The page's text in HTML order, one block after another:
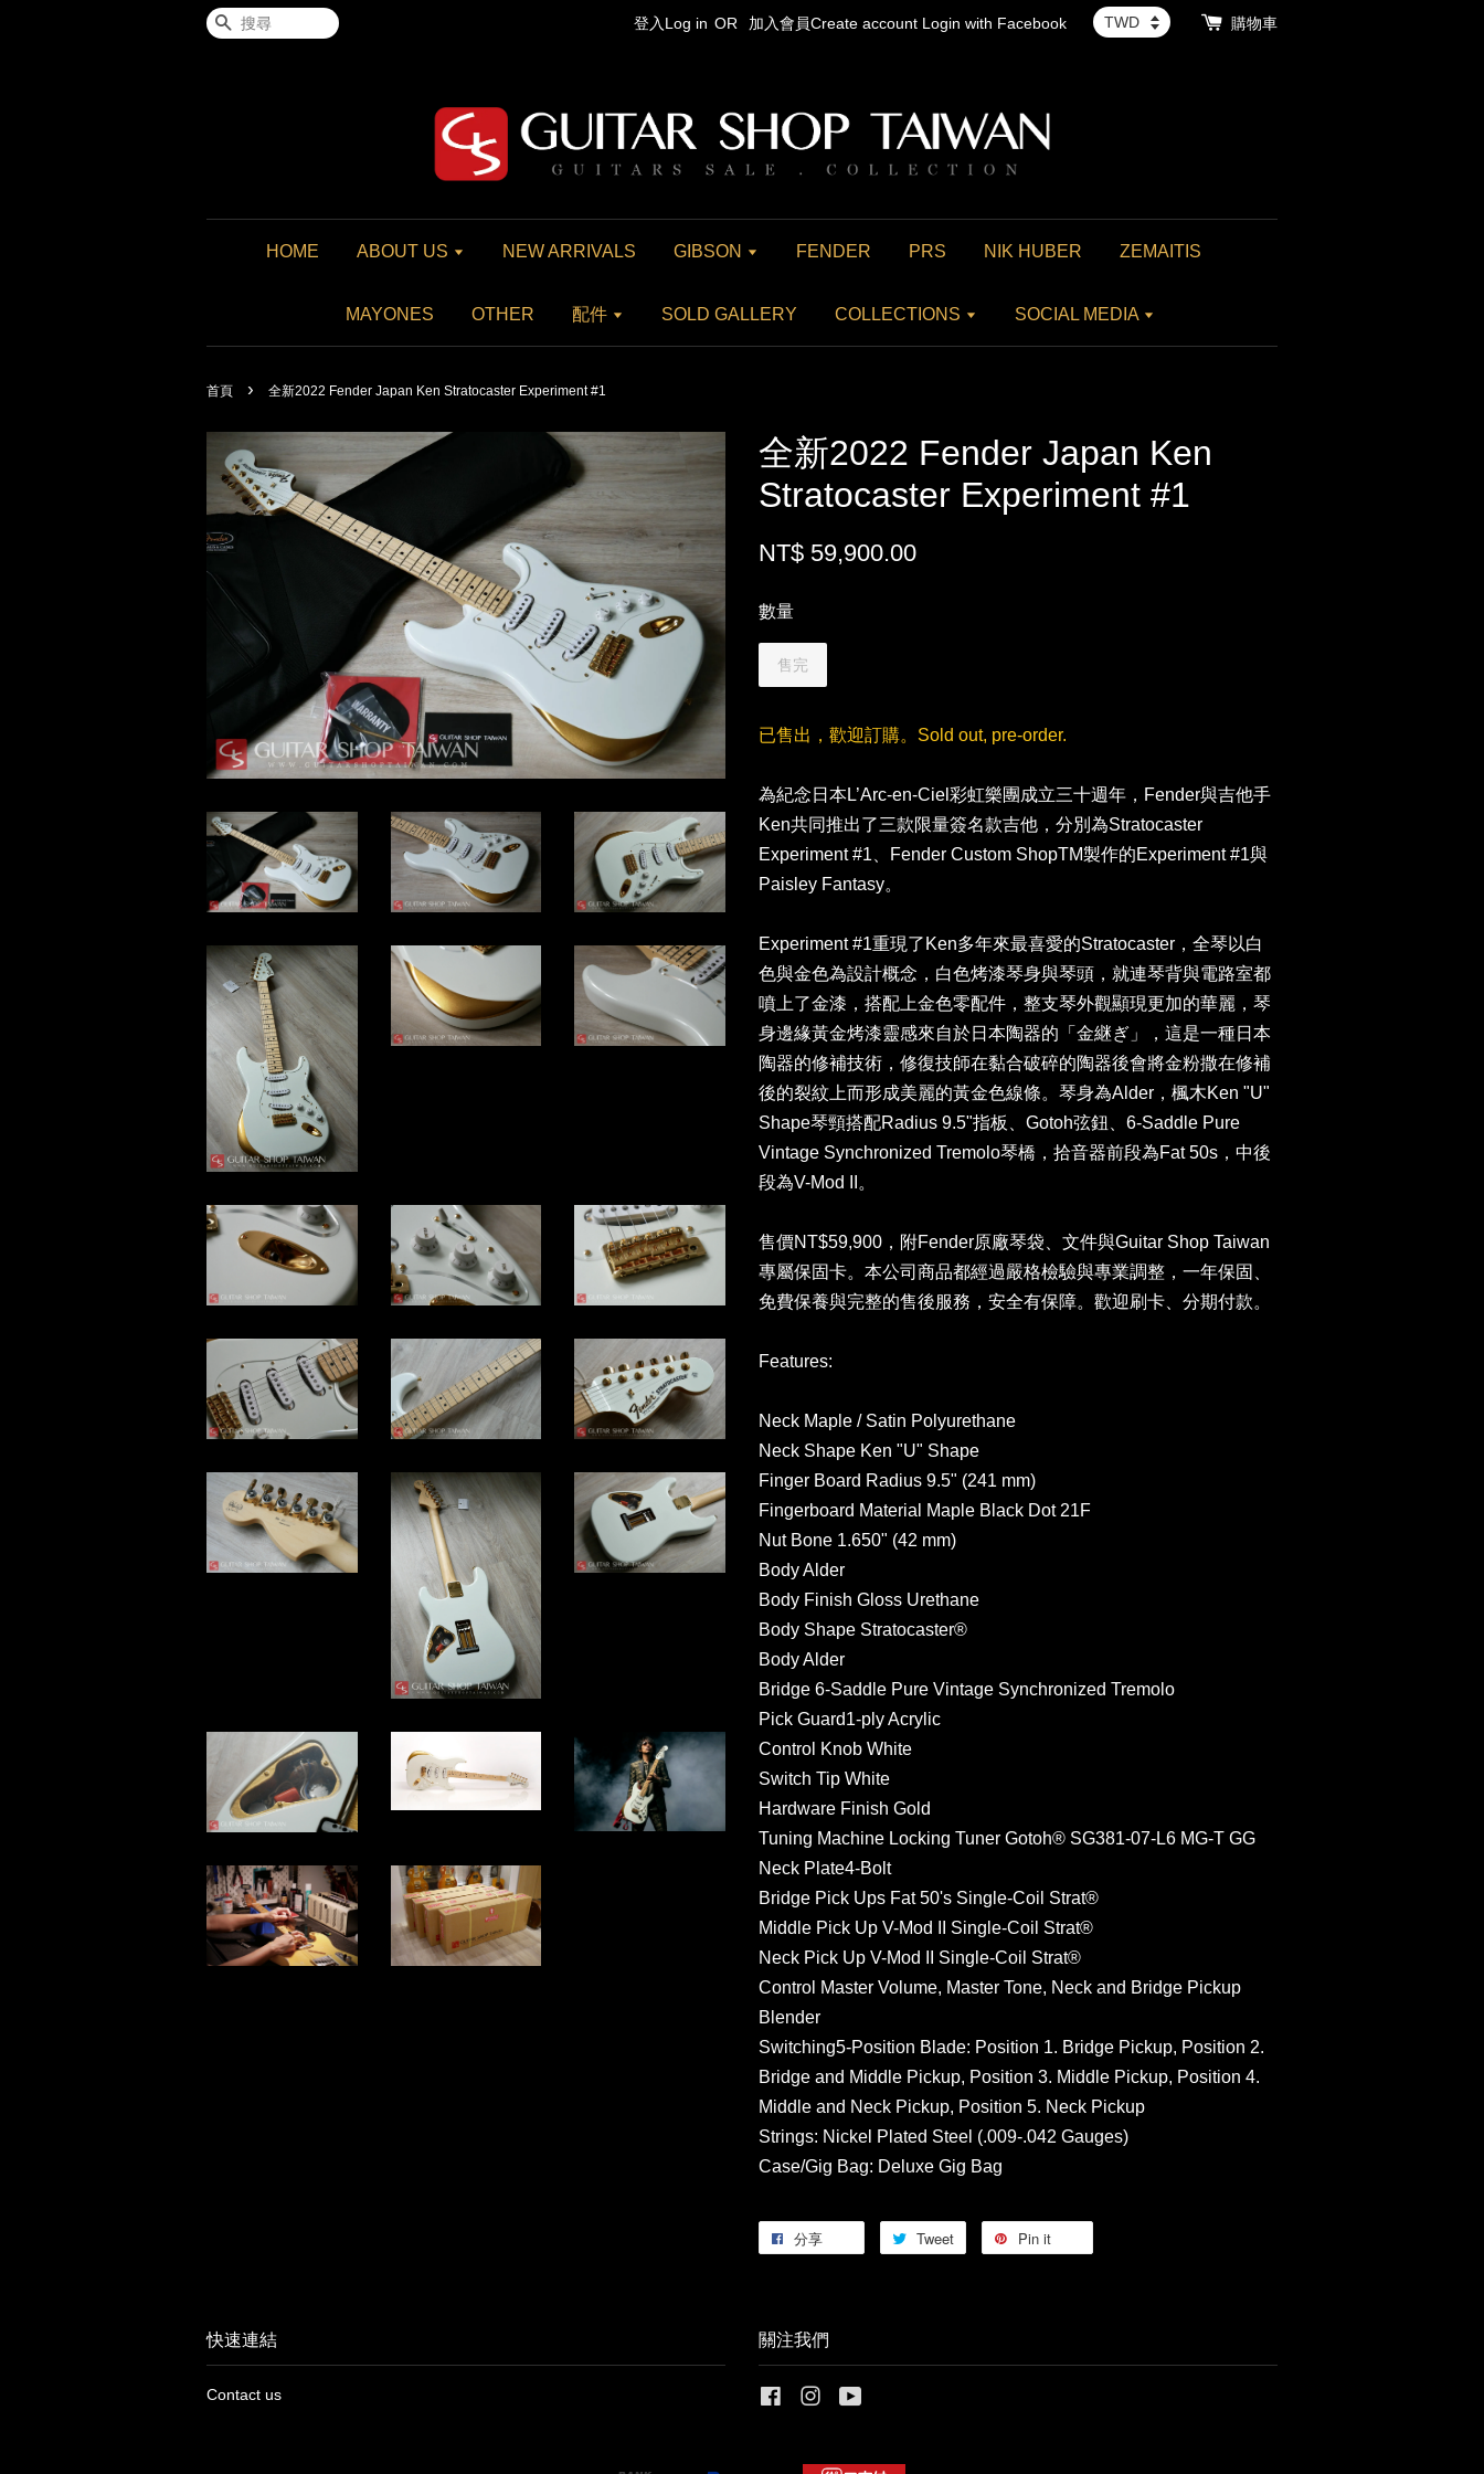
搜尋 登入Log in OR 加入會員Create account Login with Facebook 購物車
HOME ABOUT US NEW ARRIVALS GIBSON FENDER PRS NIK HUBER ZEMAITIS
MAYONES OTHER 配件 SOLD GALLERY COLLECTIONS SOCIAL MEDIA
首頁 › 全新2022 Fender Japan Ken Stratocaster Experiment #1
全新2022 Fender Japan Ken
Stratocaster Experiment #1
NT$ 59,900.00
數量
售完
已售出，歡迎訂購。Sold out, pre-order.
為紀念日本L’Arc-en-Ciel彩虹樂團成立三十週年，Fender與吉他手
Ken共同推出了三款限量簽名款吉他，分別為Stratocaster
Experiment #1、Fender Custom ShopTM製作的Experiment #1與
Paisley Fantasy。
Experiment #1重現了Ken多年來最喜愛的Stratocaster，全琴以白
色與金色為設計概念，白色烤漆琴身與琴頭，就連琴背與電路室都
噴上了金漆，搭配上金色零配件，整支琴外觀顯現更加的華麗，琴
身邊緣黃金烤漆靈感來自於日本陶器的「金継ぎ」，這是一種日本
陶器的修補技術，修復技師在黏合破碎的陶器後會將金粉撒在修補
後的裂紋上而形成美麗的黃金色線條。琴身為Alder，楓木Ken "U"
Shape琴頸搭配Radius 9.5"指板、Gotoh弦鈕、6-Saddle Pure
Vintage Synchronized Tremolo琴橋，拾音器前段為Fat 50s，中後
段為V-Mod II。
售價NT$59,900，附Fender原廠琴袋、文件與Guitar Shop Taiwan
專屬保固卡。本公司商品都經過嚴格檢驗與專業調整，一年保固、
免費保養與完整的售後服務，安全有保障。歡迎刷卡、分期付款。
Features:
Neck Maple / Satin Polyurethane
Neck Shape Ken "U" Shape
Finger Board Radius 9.5" (241 mm)
Fingerboard Material Maple Black Dot 21F
Nut Bone 1.650" (42 mm)
Body Alder
Body Finish Gloss Urethane
Body Shape Stratocaster®
Body Alder
Bridge 6-Saddle Pure Vintage Synchronized Tremolo
Pick Guard1-ply Acrylic
Control Knob White
Switch Tip White
Hardware Finish Gold
Tuning Machine Locking Tuner Gotoh® SG381-07-L6 MG-T GG
Neck Plate4-Bolt
Bridge Pick Ups Fat 50's Single-Coil Strat®
Middle Pick Up V-Mod II Single-Coil Strat®
Neck Pick Up V-Mod II Single-Coil Strat®
Control Master Volume, Master Tone, Neck and Bridge Pickup
Blender
Switching5-Position Blade: Position 1. Bridge Pickup, Position 2.
Bridge and Middle Pickup, Position 3. Middle Pickup, Position 4.
Middle and Neck Pickup, Position 5. Neck Pickup
Strings: Nickel Plated Steel (.009-.042 Gauges)
Case/Gig Bag: Deluxe Gig Bag
分享 Tweet Pin it
快速連結
Contact us
關注我們
FacebookInstagram